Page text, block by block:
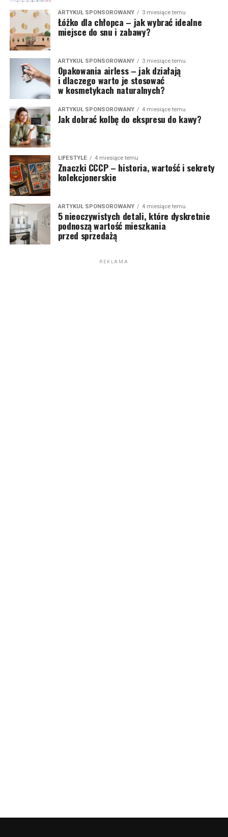
ARTYKUŁ SPONSOROWANY 3 miesiące temu
Łóżko dla chłopca – jak wybrać idealne
miejsce do snu i zabawy?
ARTYKUŁ SPONSOROWANY 3 miesiące temu
Opakowania airless – jak działają
i dlaczego warto je stosować
w kosmetykach naturalnych?
ARTYKUŁ SPONSOROWANY 4 miesiące temu
Jak dobrać kolbę do ekspresu do kawy?
LIFESTYLE 4 miesiące temu
Znaczki CCCP – historia, wartość i sekrety
kolekcjonerskie
ARTYKUŁ SPONSOROWANY 4 miesiące temu
5 nieoczywistych detali, które dyskretnie
podnoszą wartość mieszkania
przed sprzedażą
REKLAMA